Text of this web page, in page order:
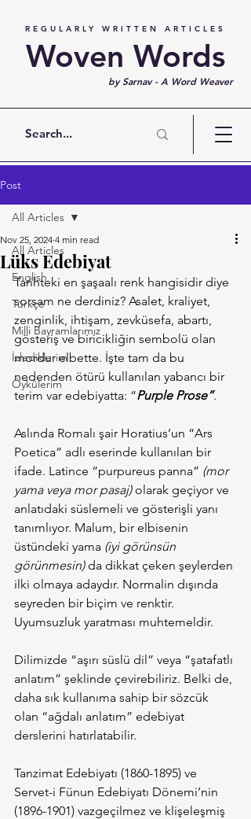
REGULARLY WRITTEN ARTICLES
Woven Words
by Sarnav - A Word Weaver
Post
All Articles
English
Türkçe
Milli Bayramlarımız
İzlediklerim
Öykülerim
All Articles
Lüks Edebiyat
Nov 25, 2024 4 min read
Tarihteki en şaşaalı renk hangisidir diye
sorsam ne derdiniz? Asalet, kraliyet,
zenginlik, ihtişam, zevküsefa, abartı,
gösteriş ve biricikliğin sembolü olan
mordur elbette. İşte tam da bu
nedenden ötürü kullanılan yabancı bir
terim var edebiyatta: “Purple Prose”.
Aslında Romalı şair Horatius’un “Ars
Poetica” adlı eserinde kullanılan bir
ifade. Latince “purpureus panna” (mor
yama veya mor pasaj) olarak geçiyor ve
anlatıdaki süslemeli ve gösterişli yanı
tanımlıyor. Malum, bir elbisenin
üstündeki yama (iyi görünsün
görünmesin) da dikkat çeken şeylerden
ilki olmaya adaydır. Normalin dışında
seyreden bir biçim ve renktir.
Uyumsuzluk yaratması muhtemeldir.
Dilimizde “aşırı süslü dil” veya “şatafatlı
anlatım” şeklinde çevirebiliriz. Belki de,
daha sık kullanıma sahip bir sözcük
olan “ağdalı anlatım” edebiyat
derslerini hatırlatabilir.
Tanzimat Edebiyatı (1860-1895) ve
Servet-i Fünun Edebiyatı Dönemi’nin
(1896-1901) vazgeçilmez ve klişeleşmiş